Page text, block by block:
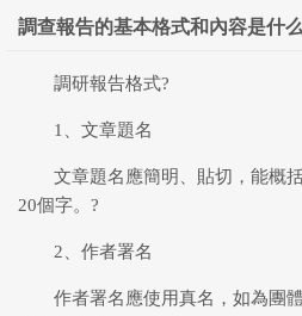
調查報告的基本格式和內容是什么
調研報告格式?
1、文章題名
文章題名應簡明、貼切，能概
20個字。?
2、作者署名
作者署名應使用真名，如為團